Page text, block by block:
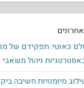
מיומנויות חשיבה